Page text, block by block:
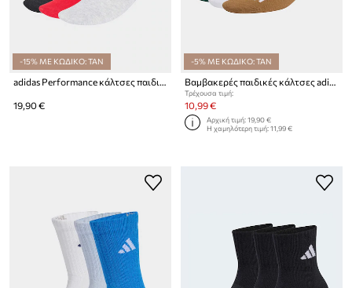
-15% ΜΕ ΚΩΔΙΚΟ: TAN
adidas Performance κάλτσες παιδικές DISNEY MICKEY MOUSE 3-pack
19,90 €
-5% ΜΕ ΚΩΔΙΚΟ: TAN
Βαμβακερές παιδικές κάλτσες adidas Performance MINECRAFT 3-pack
Τρέχουσα τιμή:
10,99 €
Αρχική τιμή:19,90 €
Η χαμηλότερη τιμή:11,99 €